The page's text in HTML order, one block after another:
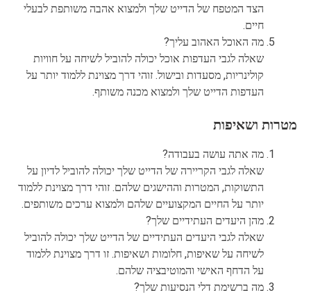
הצד המטפח של הדייט שלך ולמצוא אהבה משותפת לבעלי
חיים.
מה האוכל האהוב עליך?
שאלה לגבי העדפות אוכל יכולה להוביל לשיחה על חוויות
קולינריות, מסעדות ובישול. זוהי דרך מצוינת ללמוד יותר על
העדפות הדייט שלך ולמצוא מכנה משותף.
מטרות ושאיפות
מה אתה עושה בעבודה?
שאלה לגבי הקריירה של הדייט שלך יכולה להוביל לדיון על
התשוקות, המטרות וההישגים שלהם. זוהי דרך מצוינת ללמוד
יותר על החיים המקצועיים שלהם ולמצוא ערכים משותפים.
מהן היעדים העתידיים שלך?
שאלה לגבי היעדים העתידיים של הדייט שלך יכולה להוביל
לשיחה על שאיפות, חלומות ושאיפות. זו דרך מצוינת ללמוד
על הדחף האישי והמוטיבציה שלהם.
מה ברשימת דלי הנסיעות שלך?